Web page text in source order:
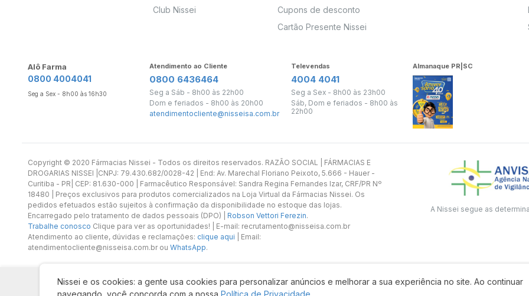
Nissei e os cookies: a gente usa cookies para personalizar anúncios e melhorar a sua experiência no site. Ao continuar
navegando, você concorda com a nossaPolítica de Privacidade.
Club Nissei
Cupons de desconto
Cartão Presente Nissei
Alô Farma
0800 4004041
Seg a Sex - 8h00 às 16h30
Atendimento ao Cliente
0800 6436464
Seg a Sáb - 8h00 às 22h00
Dom e feriados - 8h00 às 20h00
atendimentocliente@nisseisa.com.br
Televendas
4004 4041
Seg a Sex - 8h00 às 23h00
Sáb, Dom e feriados - 8h00 às
22h00
Almanaque PR|SC
Copyright ©️ 2020 Fármacias Nissei - Todos os direitos reservados. RAZÃO SOCIAL | FÁRMACIAS E
DROGARIAS NISSEI |CNPJ: 79.430.682/0028-42 | End: Av. Marechal Floriano Peixoto, 5.666 - Hauer -
Curitiba - PR| CEP: 81.630-000 | Farmacêutico Responsável: Sandra Regina Fernandes Izar, CRF/PR Nº
18480 | Preços exclusivos para produtos comercializados na Loja Virtual da Fármacias Nissei. Os
pedidos efetuados estão sujeitos à confirmação da disponibilidade no estoque das lojas.
Encarregado pelo tratamento de dados pessoais (DPO) | Robson Vettori Ferezin.
Trabalhe conosco Clique para ver as oportunidades! | E-mail: recrutamento@nisseisa.com.br
Atendimento ao cliente, dúvidas e reclamações: clique aqui | Email:
atendimentocliente@nisseisa.com.br ou WhatsApp.
A Nissei segue as
Desenvolvido por: